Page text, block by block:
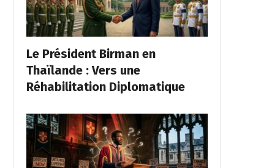
Le Président Birman en
Thaïlande : Vers une
Réhabilitation Diplomatique